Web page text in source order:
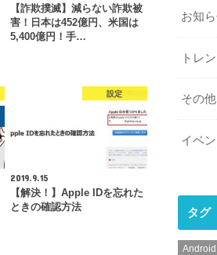
【詐欺撲滅】減らない詐欺被
害！日本は452億円、米国は
5,400億円！手…
設定
2019.9.15
【解決！】Apple IDを忘れた
ときの確認方法
お知
トレ
その他
イベン
タグ
Android